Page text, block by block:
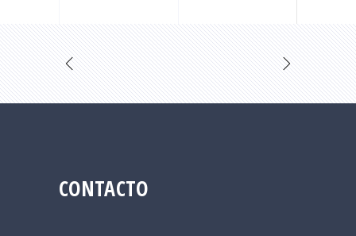
CONTACTO